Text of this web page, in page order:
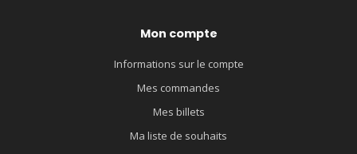
Mon compte
Informations sur le compte
Mes commandes
Mes billets
Ma liste de souhaits